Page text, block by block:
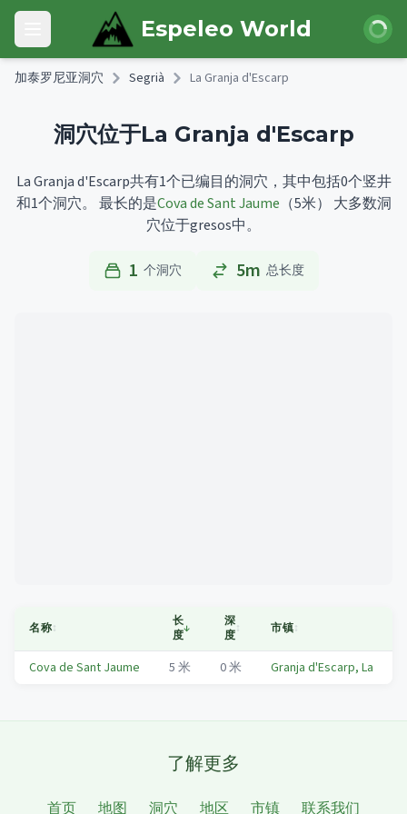
Skip to main content
Open main menu Espeleo World 登录
加泰罗尼亚洞穴 Segrià La Granja d'Escarp
洞穴位于La Granja d'Escarp
La Granja d'Escarp共有1个已编目的洞穴，其中包括0个竖井
和1个洞穴。
最长的是Cova de Sant Jaume （5米）
大多数洞
穴位于gresos中。
1 个洞穴 5m 总长度
名称↕
长
度↓
深
度↕ 市镇↕
Cova de Sant Jaume 5 米 0米 Granja d'Escarp, La
了解更多
首页 地图 洞穴 地区 市镇 联系我们